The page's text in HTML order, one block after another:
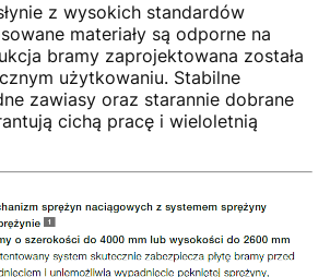
z wysokich standardów
materiały są odporne na
bramy zaprojektowana została
użytkowaniu. Stabilne
zawiasy oraz starannie dobrane
cichą pracę i wieloletnią